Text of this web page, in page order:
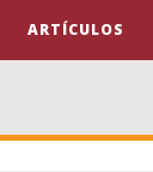
ARTÍCULOS